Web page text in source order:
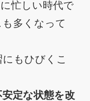
忙しい時代で
多くなって
もひびくこ
定な状態を改